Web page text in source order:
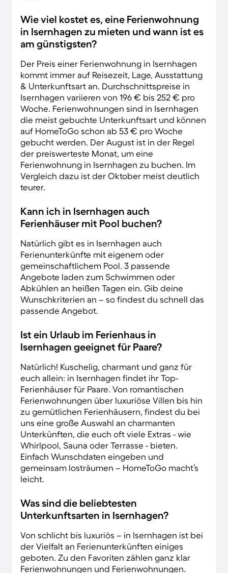
Wie viel kostet es, eine Ferienwohnung
in Isernhagen zu mieten und wann ist es
am günstigsten?
Der Preis einer Ferienwohnung in Isernhagen
kommt immer auf Reisezeit, Lage, Ausstattung
& Unterkunftsart an. Durchschnittspreise in
Isernhagen variieren von 196 € bis 252 € pro
Woche. Ferienwohnungen sind in Isernhagen
die meist gebuchte Unterkunftsart und können
auf HomeToGo schon ab 53 € pro Woche
gebucht werden. Der August ist in der Regel
der preiswerteste Monat, um eine
Ferienwohnung in Isernhagen zu buchen. Im
Vergleich dazu ist der Oktober meist deutlich
teurer.
Kann ich in Isernhagen auch
Ferienhäuser mit Pool buchen?
Natürlich gibt es in Isernhagen auch
Ferienunterkünfte mit eigenem oder
gemeinschaftlichem Pool. 3 passende
Angebote laden zum Schwimmen oder
Abkühlen an heißen Tagen ein. Gib deine
Wunschkriterien an – so findest du schnell das
passende Angebot.
Ist ein Urlaub im Ferienhaus in
Isernhagen geeignet für Paare?
Natürlich! Kuschelig, charmant und ganz für
euch allein: in Isernhagen findet ihr Top-
Ferienhäuser für Paare. Von romantischen
Ferienwohnungen über luxuriöse Villen bis hin
zu gemütlichen Ferienhäusern, findest du bei
uns eine große Auswahl an charmanten
Unterkünften, die euch oft viele Extras - wie
Whirlpool, Sauna oder Terrasse - bieten.
Einfach Wunschdaten eingeben und
gemeinsam losträumen – HomeToGo macht’s
leicht.
Was sind die beliebtesten
Unterkunftsarten in Isernhagen?
Von schlicht bis luxuriös – in Isernhagen ist bei
der Vielfalt an Ferienunterkünften einiges
geboten. Zu den Favoriten zählen ganz klar
Ferienwohnungen und Ferienwohnungen.